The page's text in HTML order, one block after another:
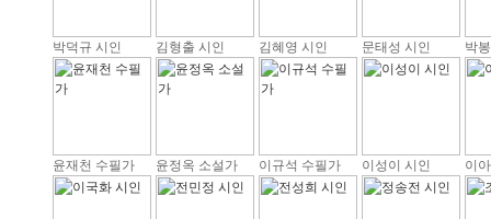
박덕규 시인 김형출 시인 김혜영 시인 문태성 시인 박
윤재천 수필가 윤정옥 소설가 이규석 수필가 이성이 시인 이